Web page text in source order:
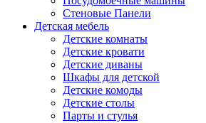
Стеновые Панели
Детская мебель
Детские комнаты
Детские кровати
Детские диваны
Шкафы для детской
Детские комоды
Детские столы
Парты и стулья